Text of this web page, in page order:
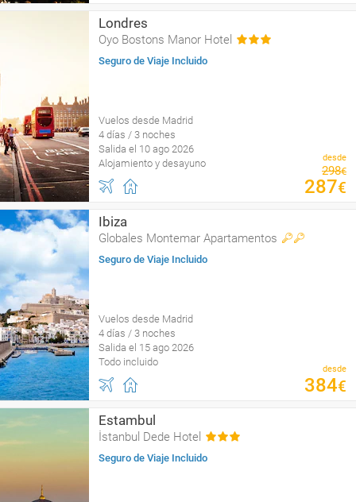
Londres
Oyo Bostons Manor Hotel
Seguro de Viaje Incluido
Vuelos desde Madrid
4 días / 3 noches
Salida el 10 ago 2026
Alojamiento y desayuno
desde
298€
287€
Ibiza
Globales Montemar Apartamentos
Seguro de Viaje Incluido
Vuelos desde Madrid
4 días / 3 noches
Salida el 15 ago 2026
Todo incluido
desde
384€
Estambul
İstanbul Dede Hotel
Seguro de Viaje Incluido